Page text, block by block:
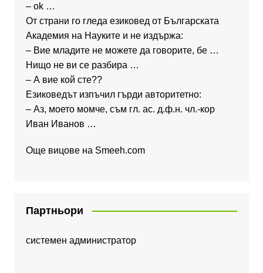
– ok …
От страни го гледа езиковед от Българската
Академия на Науките и не издържа:
– Вие младите не можете да говорите, бе …
Нищо не ви се разбира …
– А вие кой сте??
Езиковедът изпъчил гърди авторитетно:
– Аз, моето момче, съм гл. ас. д.ф.н. чл.-кор
Иван Иванов …
Още вицове на Smeeh.com
Партньори
системен администратор